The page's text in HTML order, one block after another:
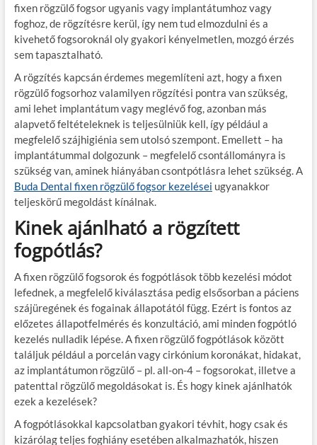
fixen rögzülő fogsor ugyanis vagy implantátumhoz vagy
foghoz, de rögzítésre kerül, így nem tud elmozdulni és a
kivehető fogsoroknál oly gyakori kényelmetlen, mozgó érzés
sem tapasztalható.
A rögzítés kapcsán érdemes megemlíteni azt, hogy a fixen
rögzülő fogsorhoz valamilyen rögzítési pontra van szükség,
ami lehet implantátum vagy meglévő fog, azonban más
alapvető feltételeknek is teljesülniük kell, így például a
megfelelő szájhigiénia sem utolsó szempont. Emellett – ha
implantátummal dolgozunk – megfelelő csontállományra is
szükség van, aminek hiányában csontpótlásra lehet szükség. A
Buda Dental fixen rögzülő fogsor kezelései ugyanakkor
teljeskörű megoldást kínálnak.
Kinek ajánlható a rögzített
fogpótlás?
A fixen rögzülő fogsorok és fogpótlások több kezelési módot
lefednek, a megfelelő kiválasztása pedig elsősorban a páciens
szájüregének és fogainak állapotától függ. Ezért is fontos az
előzetes állapotfelmérés és konzultáció, ami minden fogpótló
kezelés nulladik lépése. A fixen rögzülő fogpótlások között
találjuk például a porcelán vagy cirkónium koronákat, hidakat,
az implantátumon rögzülő – pl. all-on-4 – fogsorokat, illetve a
patenttal rögzülő megoldásokat is. És hogy kinek ajánlhatók
ezek a kezelések?
A fogpótlásokkal kapcsolatban gyakori tévhit, hogy csak és
kizárólag teljes foghiány esetében alkalmazhatók, hiszen